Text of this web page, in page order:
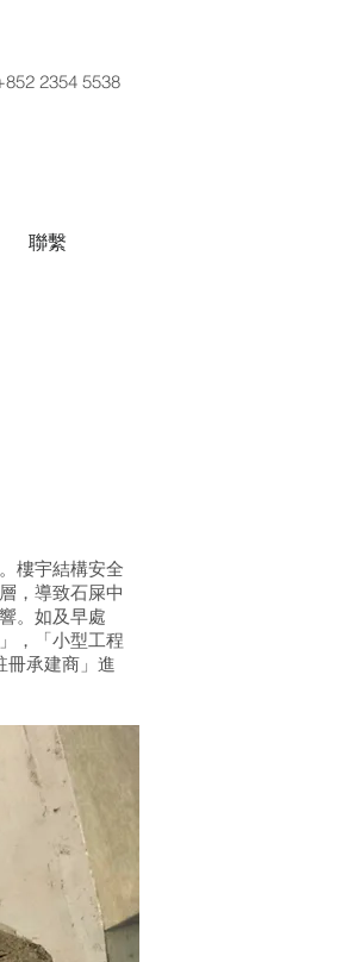
2354 5538
聯繫
樓宇結構安全
，導致石屎中
。如及早處
，「小型工程
冊承建商」進